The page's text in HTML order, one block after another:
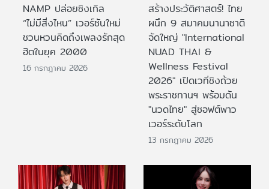
NAMP ปล่อยซิงเกิล
“ไม่มีสิ่งไหน” เวอร์ชันใหม่
ชวนหวนคิดถึงเพลงรักสุด
ฮิตในยุค 2000
16 กรกฎาคม 2026
สร้างประวัติศาสตร์! ไทย
ผนึก 9 สมาคมนานาชาติ
จัดใหญ่ "International
NUAD THAI &
Wellness Festival
2026" เปิดเวทีชิงถ้วย
พระราชทานฯ พร้อมดัน
"นวดไทย" สู่ซอฟต์พาว
เวอร์ระดับโลก
13 กรกฎาคม 2026